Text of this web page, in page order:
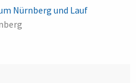
Nürnberg und Lauf